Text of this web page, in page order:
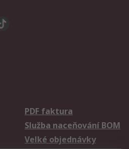
PDF faktura
Služba naceňování BOM
Velké objednávky